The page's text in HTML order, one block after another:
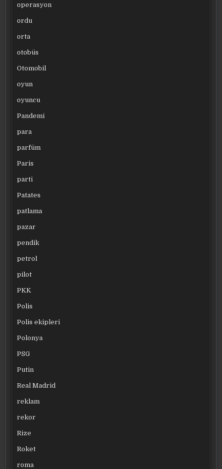
operasyon
ordu
orta
otobüs
Otomobil
oyun
oyuncu
Pandemi
para
parfüm
Paris
parti
Patates
patlama
pazar
pendik
petrol
pilot
PKK
Polis
Polis ekipleri
Polonya
PSG
Putin
Real Madrid
reklam
rekor
Rize
Roket
roma